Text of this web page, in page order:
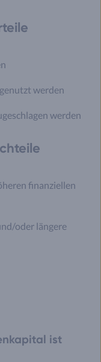
werden
werden
finanziellen
oder längere
ist